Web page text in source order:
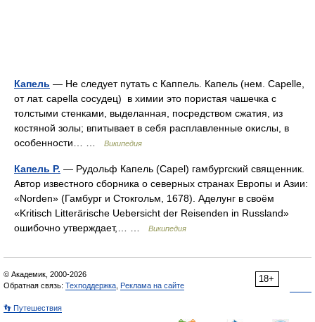
Капель — Не следует путать с Каппель. Капель (нем. Capelle,
от лат. capella сосудец) в химии это пористая чашечка с
толстыми стенками, выделанная, посредством сжатия, из
костяной золы; впитывает в себя расплавленные окислы, в
особенности… …
Википедия
Капель Р. — Рудольф Капель (Capel) гамбургский священник.
Автор известного сборника о северных странах Европы и Азии:
«Norden» (Гамбург и Стокгольм, 1678). Аделунг в своём
«Kritisch Litterärische Uebersicht der Reisenden in Russland»
ошибочно утверждает,… …
Википедия
18+
© Академик, 2000-2026
Обратная связь: Техподдержка Реклама на сайте
👣 Путешествия